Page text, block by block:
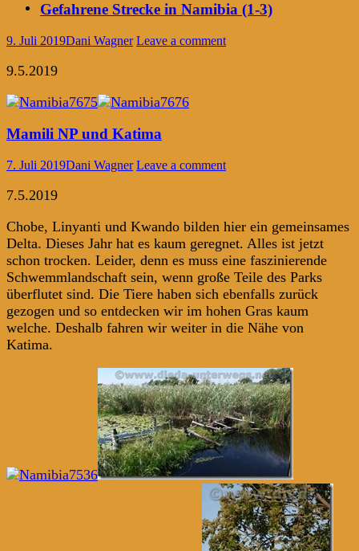
Gefahrene Strecke in Namibia (1-3)
9. Juli 2019Dani Wagner Leave a comment
9.5.2019
Mamili NP und Katima
7. Juli 2019Dani Wagner Leave a comment
7.5.2019
Chobe, Linyanti und Kwando bilden hier ein gemeinsames
Delta. Dieses Jahr hat es kaum geregnet. Alles ist jetzt
schon trocken. Leider, denn es muss eine faszinierende
Schwemmlandschaft sein, wenn große Teile des Parks
überflutet sind. Die Tiere haben sich ebenfalls zurück
gezogen und so entdecken wir im hohen Gras kaum
welche. Deshalb fahren wir weiter in die Nähe von
Katima.